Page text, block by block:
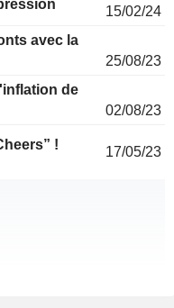
15/02/24
avec la
25/08/23
de
02/08/23
! 17/05/23